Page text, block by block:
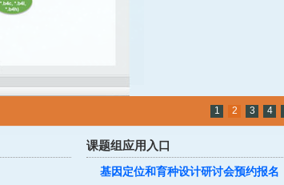
1 2 3 4
课题组应用入口
基因定位和育种设计研讨会预约报名